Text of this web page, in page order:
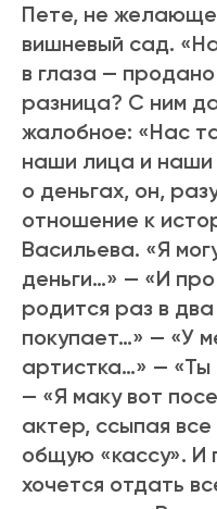
Пете, не
вишневый сад.
в глаза —
разница? С ним
жалобное: «Нас
наши лица и наши
о деньгах, он,
отношение к
Васильева. «Я
деньги…» — «И
родится раз в
покупает…» — «У
артистка…» —
— «Я маку вот
актер, ссыпая
общую «кассу». И
хочется отдать